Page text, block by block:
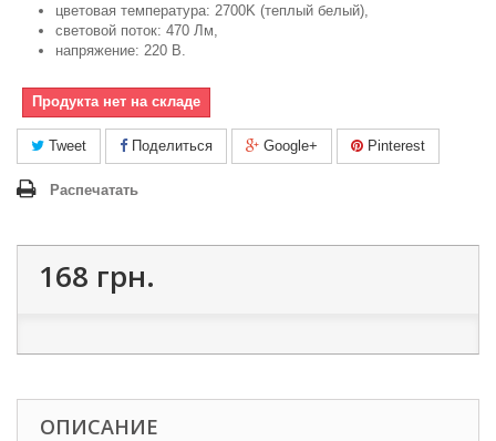
цветовая температура: 2700K (теплый белый),
световой поток: 470 Лм,
напряжение: 220 В.
Продукта нет на складе
Tweet Поделиться Google+ Pinterest
Распечатать
168 грн.
ОПИСАНИЕ